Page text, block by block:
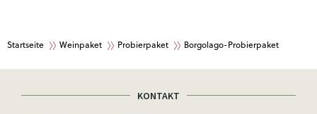
Startseite Weinpaket Probierpaket Borgolago-Probierpaket
KONTAKT